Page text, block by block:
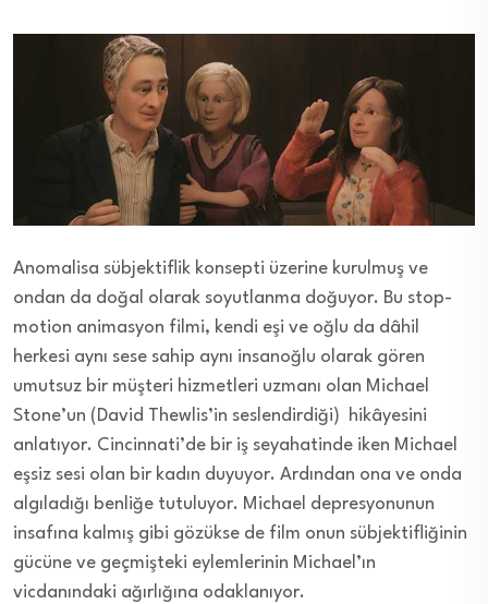
Anomalisa sübjektiflik konsepti üzerine kurulmuş ve
ondan da doğal olarak soyutlanma doğuyor. Bu stop-
motion animasyon filmi, kendi eşi ve oğlu da dâhil
herkesi aynı sese sahip aynı insanoğlu olarak gören
umutsuz bir müşteri hizmetleri uzmanı olan Michael
Stone’un (David Thewlis’in seslendirdiği) hikâyesini
anlatıyor. Cincinnati’de bir iş seyahatinde iken Michael
eşsiz sesi olan bir kadın duyuyor. Ardından ona ve onda
algıladığı benliğe tutuluyor. Michael depresyonunun
insafına kalmış gibi gözükse de film onun sübjektifliğinin
gücüne ve geçmişteki eylemlerinin Michael’ın
vicdanındaki ağırlığına odaklanıyor.